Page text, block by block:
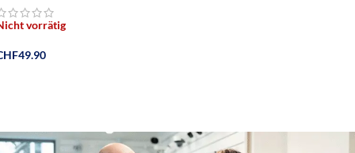
verstellbare
vorrätig
49.90